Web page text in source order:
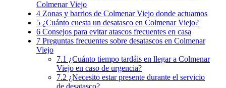
Colmenar Viejo
4 Zonas y barrios de Colmenar Viejo donde actuamos
5 ¿Cuánto cuesta un desatasco en Colmenar Viejo?
6 Consejos para evitar atascos frecuentes en casa
7 Preguntas frecuentes sobre desatascos en Colmenar
Viejo
7.1 ¿Cuánto tiempo tardáis en llegar a Colmenar
Viejo en caso de urgencia?
7.2 ¿Necesito estar presente durante el servicio
de desatasco?